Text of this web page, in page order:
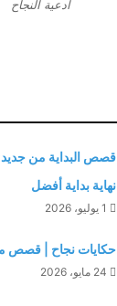
ادعية النجاح
قصص البداية من
نهاية بداية أفضل
1 يوليو، 2026
حكايات نجاح | قصص
24 مايو، 2026